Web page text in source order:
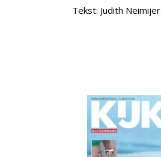
Tekst: Judith Neimijer